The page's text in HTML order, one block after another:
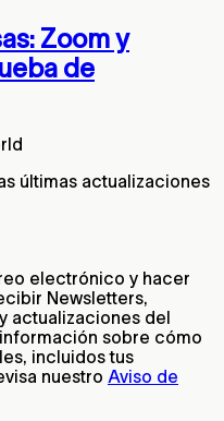
Zoom y
de
últimas actualizaciones
electrónico y hacer
Newsletters,
actualizaciones del
sobre cómo
incluidos tus
nuestro Aviso de